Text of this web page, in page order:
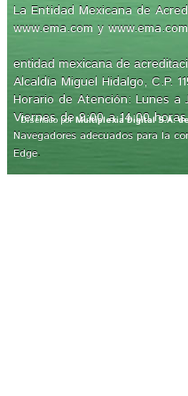
La Entidad Mexicana de
www.ema.com y
entidad mexicana de
Alcaldía Miguel Hidalgo, C.P.
Horario de Atención: Lunes a
Viernes de 9:00 a 14:00 horas
Navegadores adecuados para la
Edge.
Diseñado porMultiplexia Digital S.A.